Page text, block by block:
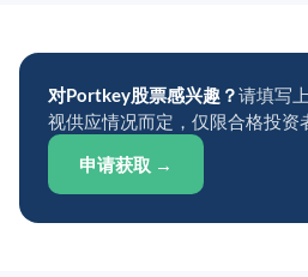
对Portkey股票感兴趣？请填写
视供应情况而定，仅限合格投资
申请获取 →